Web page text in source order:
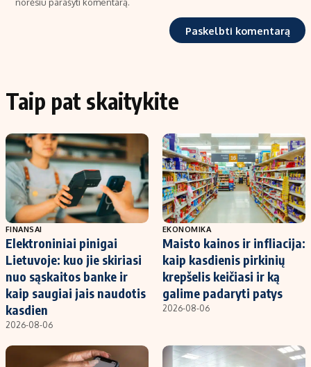
Taip pat skaitykite
FINANSAI
Elektroniniai pinigai
Lietuvoje: kuo jie skiriasi
nuo sąskaitos banke ir
kaip saugiai jais naudotis
kasdien
2026-08-06
EKONOMIKA
Maisto kainos ir infliacija:
kaip kasdienis pirkinių
krepšelis keičiasi ir ką
galime padaryti patys
2026-08-06